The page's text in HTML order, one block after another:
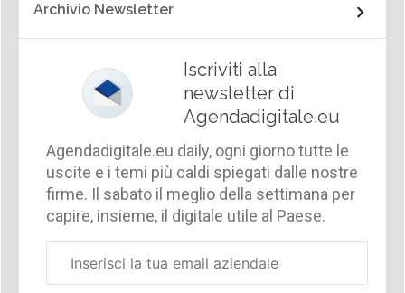
Archivio Newsletter
Iscriviti alla
newsletter di
Agendadigitale.eu
Agendadigitale.eu daily, ogni giorno tutte le
uscite e i temi più caldi spiegati dalle nostre
firme. Il sabato il meglio della settimana per
capire, insieme, il digitale utile al Paese.
aziendale